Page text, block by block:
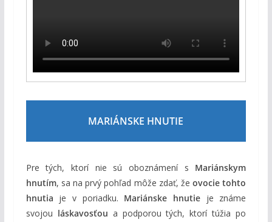
MARIÁNSKE HNUTIE
Pre tých, ktorí nie sú oboznámení s Mariánskym
hnutím, sa na prvý pohľad môže zdať, žeovocie tohto
hnutia je v poriadku. Mariánske hnutieje známe
svojou láskavosťou a podporou tých, ktorí túžia po